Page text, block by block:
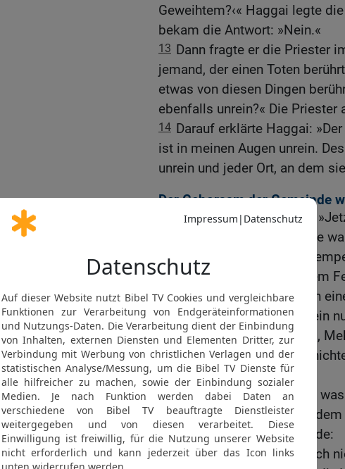
Geweihtem?‹« Haggai legte
bekam die Antwort: »Nein.«
13 Dann fragte er die Priester
jemand, der einen Toten
etwas von diesen Dingen
ebenfalls unrein?« Die Priester
14 Darauf erklärte Haggai:
ist in meinen Augen unrein.
unrein und jeder Ort, an dem
Der Gehorsam der Gemeinde
Weiter sagte der HERR:
von heute an geschieht! Wie
habt, die Mauern meines
16 Damals gab es von einem
Sack Korn nur zehn und von
erwarteten fünfzig Krug Wein
Ich schickte euch Hagel,
machte alle eure Arbeit
nicht zuwenden.
18 Aber jetzt achtet darauf,
24. Tag des 9. Monats an,
meinen Tempel gelegt wurde:
19 Zwar ist das Saatgut noch